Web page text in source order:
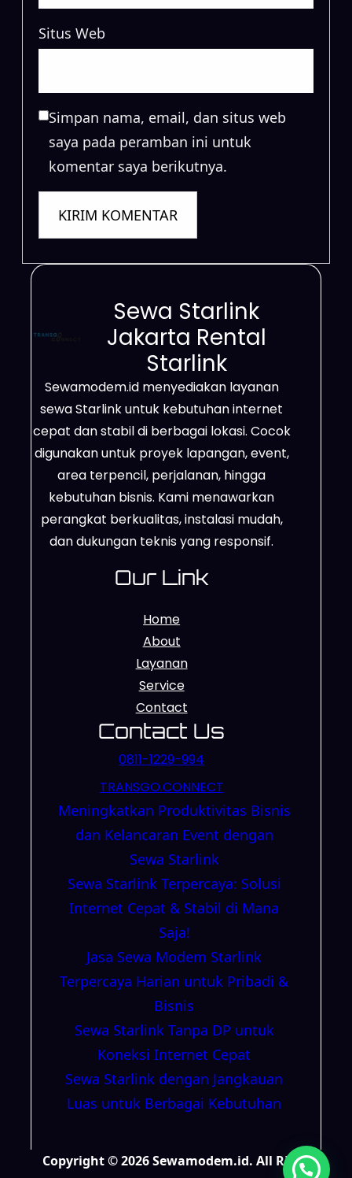
Situs Web
Simpan nama, email, dan situs web
saya pada peramban ini untuk
komentar saya berikutnya.
Sewa Starlink
Jakarta Rental
Starlink
Sewamodem.id menyediakan layanan
sewa Starlink untuk kebutuhan internet
cepat dan stabil di berbagai lokasi. Cocok
digunakan untuk proyek lapangan, event,
area terpencil, perjalanan, hingga
kebutuhan bisnis. Kami menawarkan
perangkat berkualitas, instalasi mudah,
dan dukungan teknis yang responsif.
Our Link
Home
About
Layanan
Service
Contact
Contact Us
0811-1229-994
TRANSGO.CONNECT
Meningkatkan Produktivitas Bisnis
dan Kelancaran Event dengan
Sewa Starlink
Sewa Starlink Terpercaya: Solusi
Internet Cepat & Stabil di Mana
Saja!
Jasa Sewa Modem Starlink
Terpercaya Harian untuk Pribadi &
Bisnis
Sewa Starlink Tanpa DP untuk
Koneksi Internet Cepat
Sewa Starlink dengan Jangkauan
Luas untuk Berbagai Kebutuhan
Copyright © 2026 Sewamodem.id. All Right